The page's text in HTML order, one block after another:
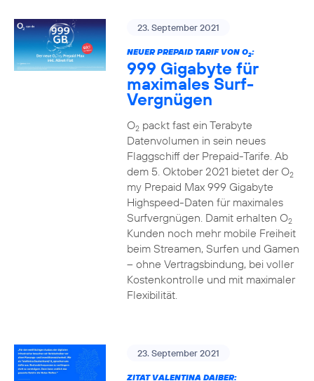
23. September 2021
NEUER PREPAID TARIF VON O2:
999 Gigabyte für
maximales Surf-
Vergnügen
O2packt fast ein Terabyte
Datenvolumen in sein neues
Flaggschiff der Prepaid-Tarife. Ab
dem 5. Oktober 2021 bietet der O2
my Prepaid Max 999 Gigabyte
Highspeed-Daten für maximales
Surfvergnügen. Damit erhalten O2
Kunden noch mehr mobile Freiheit
beim Streamen, Surfen und Gamen
– ohne Vertragsbindung, bei voller
Kostenkontrolle und mit maximaler
Flexibilität.
23. September 2021
ZITAT VALENTINA DAIBER: